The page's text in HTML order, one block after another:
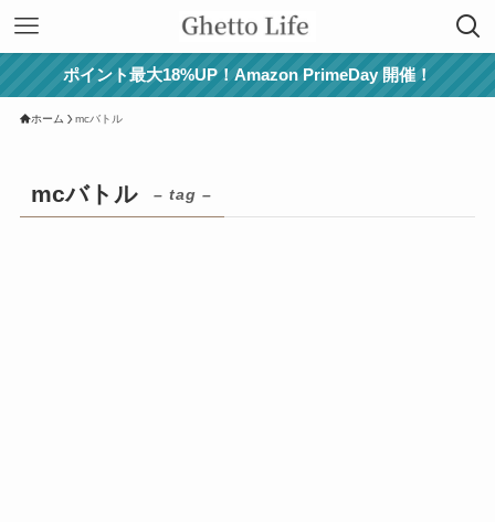
ポイント最大18%UP！Amazon PrimeDay 開催！
ホーム mcバトル
mcバトル – tag –